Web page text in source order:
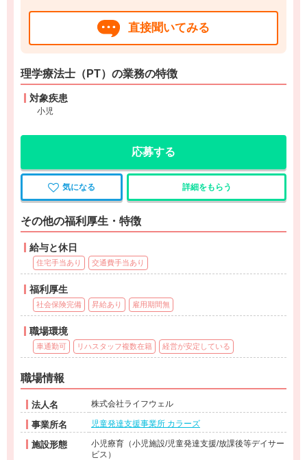
直接聞いてみる
理学療法士（PT）の業務の特徴
対象疾患
小児
応募する
気になる 詳細をもらう
その他の福利厚生・特徴
給与と休日
住宅手当あり 交通費手当あり
福利厚生
社会保険完備 昇給あり 雇用期間無
職場環境
車通勤可 リハスタッフ複数在籍 経営が安定している
職場情報
法人名 株式会社ライフウェル
事業所名 児童発達支援事業所 カラーズ
施設形態
小児療育（小児施設/児童発達支援/放課後等デイサー
ビス）